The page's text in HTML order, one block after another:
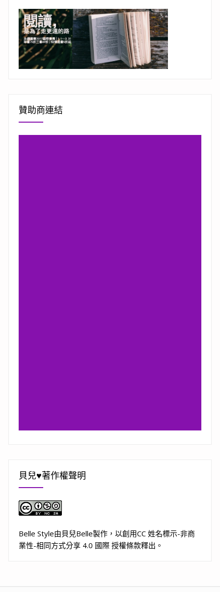
贊助商連結
貝兒♥著作權聲明
Belle Style由貝兒Belle製作，以創用CC 姓名標示-非商
業性-相同方式分享 4.0 國際 授權條款釋出。